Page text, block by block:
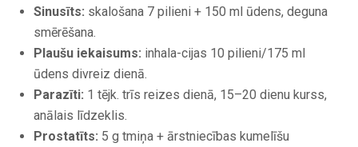
Sinusīts: skalošana 7 pilieni + 150 ml ūdens, deguna
smērēšana.
Plaušu iekaisums: inhala-cijas 10 pilieni/175 ml
ūdens divreiz dienā.
Parazīti: 1 tējk. trīs reizes dienā, 15–20 dienu kurss,
anālais līdzeklis.
Prostatīts: 5 g tmiņa + ārstniecības kumelīšu